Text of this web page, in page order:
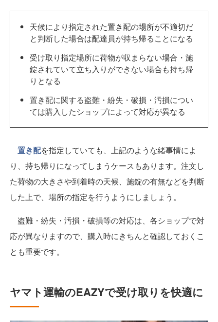
天候により指定された置き配の場所が不適切だ
と判断した場合は配達員が持ち帰ることになる
受け取り指定場所に荷物が収まらない場合・施
錠されていて立ち入りができない場合も持ち帰
りとなる
置き配に関する盗難・紛失・破損・汚損につい
ては購入したショップによって対応が異なる
置き配を指定していても、上記のような緒事情によ
り、持ち帰りになってしまうケースもあります。注文し
た荷物の大きさや到着時の天候、施錠の有無などを判断
した上で、場所の指定を行うようにしましょう。
盗難・紛失・汚損・破損等の対応は、各ショップで対
応が異なりますので、購入時にきちんと確認しておくこ
とも重要です。
ヤマト運輸のEAZYで受け取りを快適に